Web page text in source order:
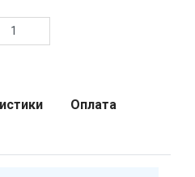
Оплата